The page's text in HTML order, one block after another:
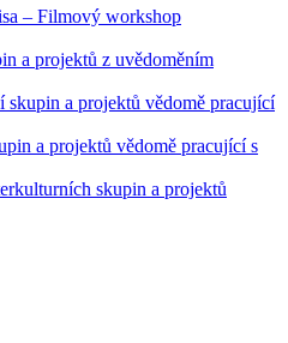
– Filmový workshop
a projektů z uvědoměním
skupin a projektů vědomě pracující
a projektů vědomě pracující s
skupin a projektů